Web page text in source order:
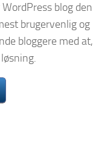
blog den
brugervenlig og
bloggere med at,